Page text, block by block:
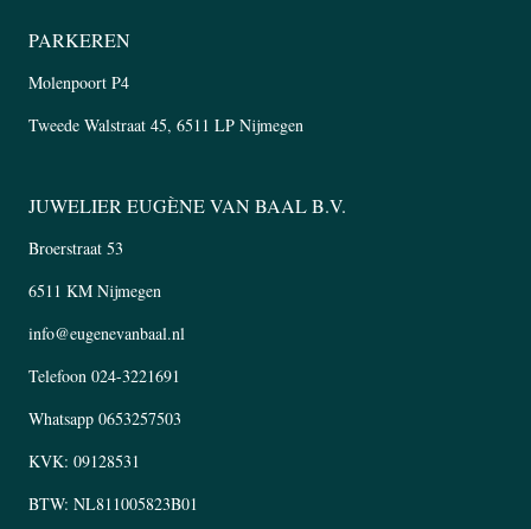
PARKEREN
Molenpoort P4
Tweede Walstraat 45, 6511 LP Nijmegen
JUWELIER EUGÈNE VAN BAAL B.V.
Broerstraat 53
6511 KM Nijmegen
info@eugenevanbaal.nl
Telefoon 024-3221691
Whatsapp 0653257503
KVK: 09128531
BTW: NL811005823B01